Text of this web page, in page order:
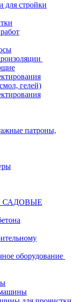
для стройки
гелей)
патроны,
САДОВЫЕ
оборудование